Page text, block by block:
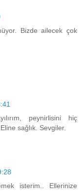
Bizde ailecek çok
peynirlisini hiç
sağlık. Sevgiler.
isterim.. Ellerinize